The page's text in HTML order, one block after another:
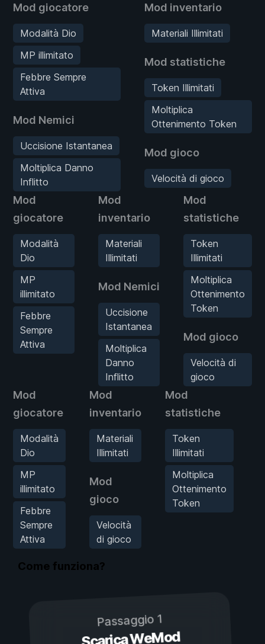
Mod giocatore
Modalità Dio
MP illimitato
Febbre Sempre
Attiva
Mod Nemici
Uccisione Istantanea
Moltiplica Danno
Inflitto
Mod inventario
Materiali Illimitati
Mod statistiche
Token Illimitati
Moltiplica
Ottenimento Token
Mod gioco
Velocità di gioco
Mod
giocatore
Modalità
Dio
MP
illimitato
Febbre
Sempre
Attiva
Mod
inventario
Materiali
Illimitati
Mod Nemici
Uccisione
Istantanea
Moltiplica
Danno
Inflitto
Mod
statistiche
Token
Illimitati
Moltiplica
Ottenimento
Token
Mod gioco
Velocità di
gioco
Mod
giocatore
Modalità
Dio
MP
illimitato
Febbre
Sempre
Attiva
Mod
inventario
Materiali
Illimitati
Mod
gioco
Velocità
di gioco
Mod
statistiche
Token
Illimitati
Moltiplica
Ottenimento
Token
Come funziona?
Passaggio 1
Scarica WeMod